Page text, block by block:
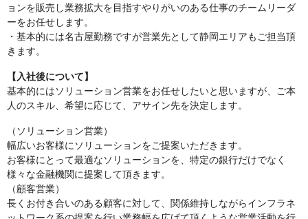
ョンを販売し業務拡大を目指すやりがいのある仕事のチームリーダ
ーをお任せします。
・基本的には名古屋勤務ですが営業先として静岡エリアもご担当頂
きます。
【入社後について】
基本的にはソリューション営業をお任せしたいと思いますが、ご本
人のスキル、希望に応じて、アサイン先を決定します。
（ソリューション営業）
幅広いお客様にソリューションをご提案いただきます。
お客様にとって最適なソリューションを、特定の銀行だけでなく
様々な金融機関に提案して頂きます。
（顧客営業）
長くお付き合いのある顧客に対して、関係維持しながらインフラネ